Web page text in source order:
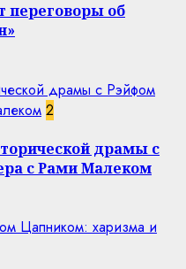
переговоры об
драмы с Рэйфом
2
драмы с
с Рами Малеком
Цапником: харизма и